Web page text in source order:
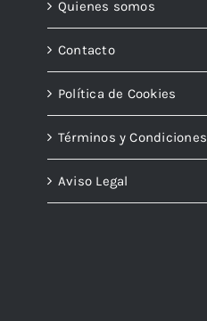
Quienes somos
Contacto
Política de Cookies
Términos y Condiciones
Aviso Legal